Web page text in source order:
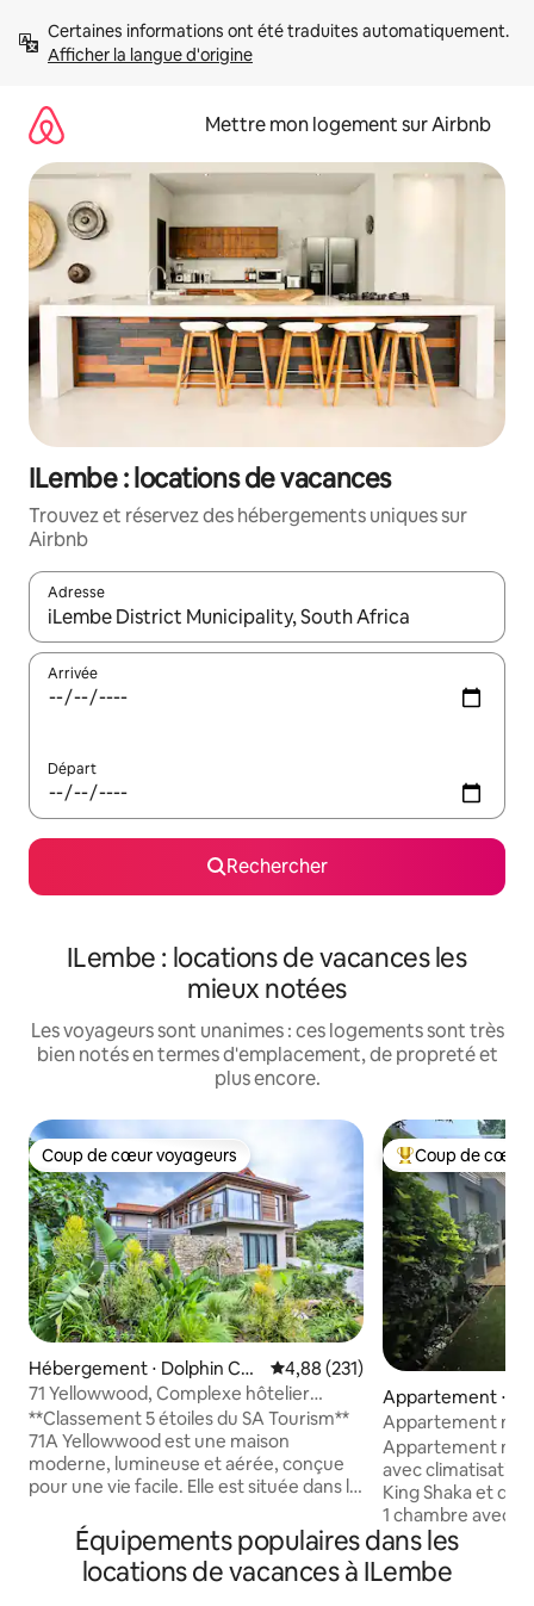
directement
Afficher la langue d'origine
Mettre mon logement sur Airbnb
ILembe : locations de vacances
Trouvez et réservez des hébergements uniques sur
Airbnb
Adresse
Lorsque les résultats s'affichent, utilisez les flèches vers le
Arrivée
Départ
Rechercher
ILembe : locations de vacances les
mieux notées
Les voyageurs sont unanimes : ces logements sont très
bien notés en termes d'emplacement, de propreté et
plus encore.
Coup de cœur voyageurs
Coup de cœur voyageurs
Hébergement ⋅ Dolphin Coa
st
Évaluation moyenne sur la
4,88 (231)
71 Yellowwood, Complexe hôtelier
Zimbali Coastal
**Classement 5 étoiles du SA Tourism**
71A Yellowwood est une maison
moderne, lumineuse et aérée, conçue
pour une vie facile. Elle est située dans le
propose de nombreuses installations,
notamment un parcours de golf
Tom Weiskopf, 5 piscines dont une
Coups de cœur
Coup de cœur
Appartement ⋅
st
Appartement
chambre à Salt
Appartement
avec
King Shaka et
1 chambre avec
salle à manger et
vaisselle,
complet, lave-
Équipements populaires dans les
locations de vacances à ILembe